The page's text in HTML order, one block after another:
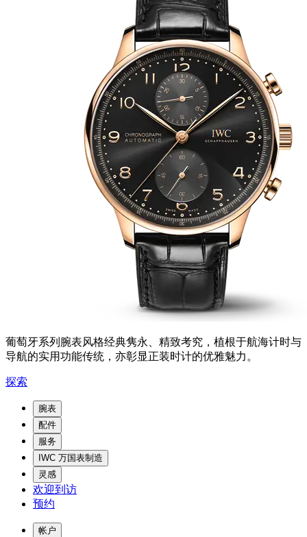
葡萄牙系列腕表风格经典隽永、精致考究，植根于航海计时与
导航的实用功能传统，亦彰显正装时计的优雅魅力。
探索
腕表
配件
服务
IWC 万国表制造
灵感
欢迎到访
预约
帐户